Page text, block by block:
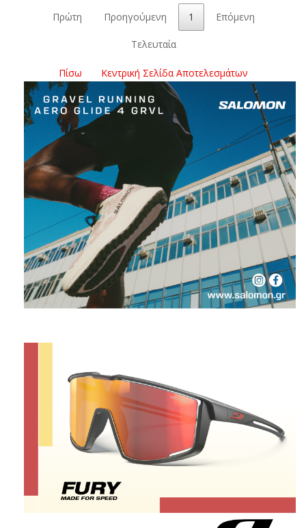
Πρώτη Προηγούμενη 1 Επόμενη
Τελευταία
Πίσω Κεντρική Σελίδα Αποτελεσμάτων